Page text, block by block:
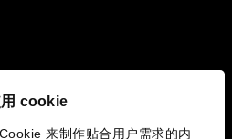
cookie
来制作贴合用户需求的内